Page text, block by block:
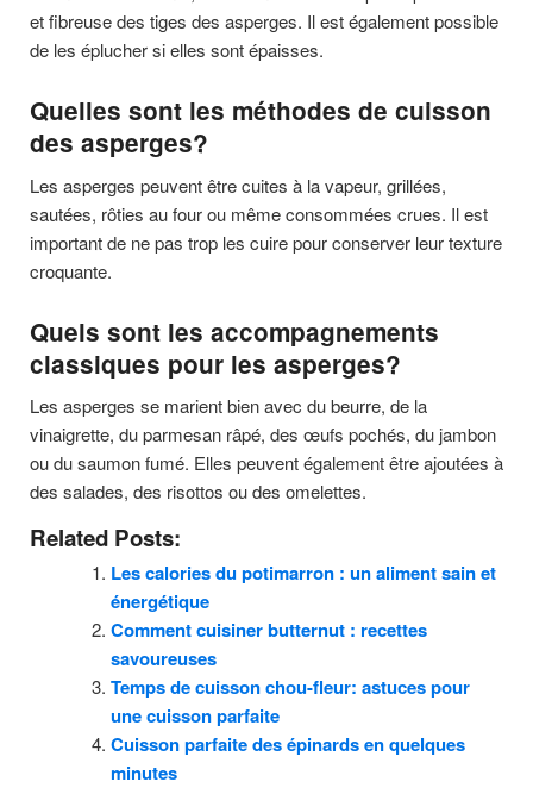
et fibreuse des tiges des asperges. Il est également possible
de les éplucher si elles sont épaisses.
Quelles sont les méthodes de cuisson
des asperges?
Les asperges peuvent être cuites à la vapeur, grillées,
sautées, rôties au four ou même consommées crues. Il est
important de ne pas trop les cuire pour conserver leur texture
croquante.
Quels sont les accompagnements
classiques pour les asperges?
Les asperges se marient bien avec du beurre, de la
vinaigrette, du parmesan râpé, des œufs pochés, du jambon
ou du saumon fumé. Elles peuvent également être ajoutées à
des salades, des risottos ou des omelettes.
Related Posts:
Les calories du potimarron : un aliment sain et
énergétique
Comment cuisiner butternut : recettes
savoureuses
Temps de cuisson chou-fleur: astuces pour
une cuisson parfaite
Cuisson parfaite des épinards en quelques
minutes